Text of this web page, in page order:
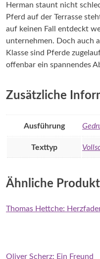
Herman staunt nicht
Pferd auf der Terrasse
auf keinen Fall entdeckt
unternehmen. Doch auch
Klasse sind Pferde
offenbar ein spannendes
Zusätzliche
Ausführung
Texttyp
Ähnliche
Thomas Hettche:
Oliver Scherz: Ein Freund